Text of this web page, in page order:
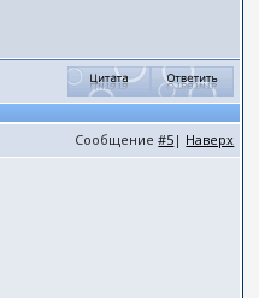
Сообщение#5 | Наверх